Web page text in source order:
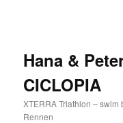
Hana &
CICLOPIA
XTERRA Triathlon – swim
Rennen